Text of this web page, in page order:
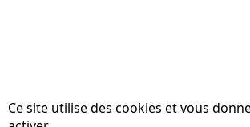
Ce site utilise des cookies et vous